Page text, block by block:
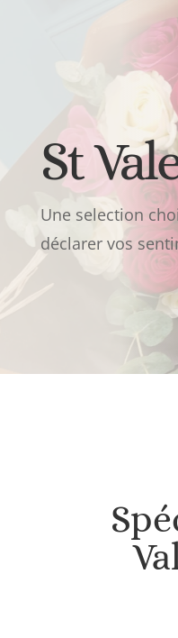
St
Une selection
déclarer vos